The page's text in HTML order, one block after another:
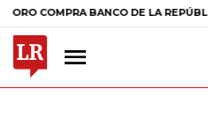
BANCO DE LA REPÚBLICA $